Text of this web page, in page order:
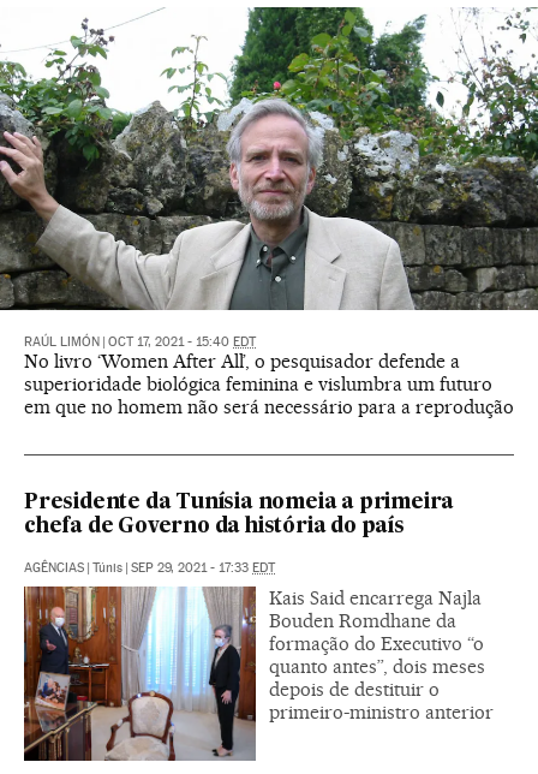
RAÚL LIMÓN OCT 17, 2021 - 15:40 EDT
No livro ‘Women After All’, o pesquisador defende a
superioridade biológica feminina e vislumbra um futuro
em que no homem não será necessário para a reprodução
Presidente da Tunísia nomeia a primeira
chefa de Governo da história do país
AGÊNCIAS Túnis SEP 29, 2021 - 17:33 EDT
Kais Said encarrega Najla
Bouden Romdhane da
formação do Executivo “o
quanto antes”, dois meses
depois de destituir o
primeiro-ministro anterior